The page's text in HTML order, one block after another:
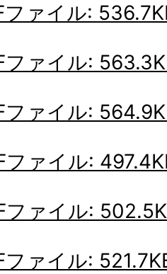
ファイル:
ファイル:
ファイル:
ファイル:
ファイル:
ファイル: